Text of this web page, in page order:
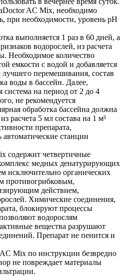
AC Mix, необходимо
при необходимости, уровень рН
выполняется 1 раз в 60 дней, а
водорослей, из расчета
Необходимое количество
емкости с водой и добавляется
перемешивания, состав
воды в бассейн. Далее,
система на период от 2 до 4
не рекомендуется
обработка бассейна должна
расчета 5 мл состава на 1 м³
препарата,
автоматические станции
содержит четвертичные
медных денатурирующих
исключительно органических
противогрибковым,
действием,
Химические соединения,
блокируют процессы
водорослям
вещества разрушают
Препарат не пенится и
Mix по инструкции безвредно
не повреждает материалы